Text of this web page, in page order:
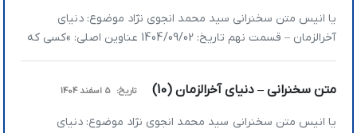
یا انیس متن سخنرانی سید محمد انجوی نژاد موضوع: دنیای
آخرالزمان – قسمت نهم تاریخ: 1404/09/02 عناوین اصلی: »کسی که
از مخلوقات خدا متشکر نباشد تشکرش از خدا واقعی نیست
دشمن احساس کند از او ترسیده‌اید و محتاج او هستید گریبان شما
[…]
متن سخنرانی – دنیای آخرالزمان (10) تاریخ: 5 اسفند 1404
یا انیس متن سخنرانی سید محمد انجوی نژاد موضوع: دنیای